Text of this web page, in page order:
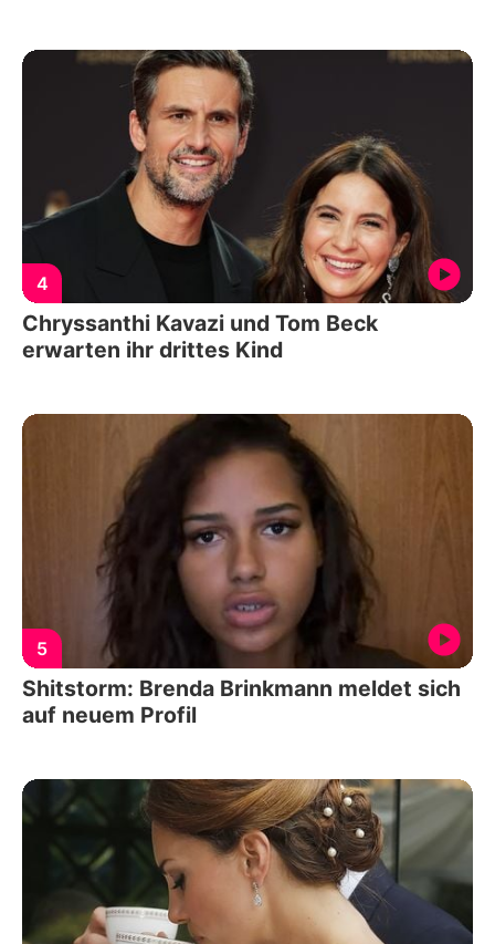
4
Chryssanthi Kavazi und Tom Beck
erwarten ihr drittes Kind
5
Shitstorm: Brenda Brinkmann meldet sich
auf neuem Profil